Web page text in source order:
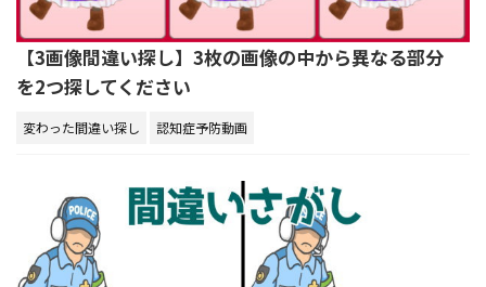
【3画像間違い探し】3枚の画像の中から異なる部分
を2つ探してください
変わった間違い探し 認知症予防動画